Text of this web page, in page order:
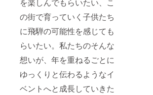
を楽しんでもらいたい、こ
の街で育っていく子供たち
に飛騨の可能性を感じても
らいたい。私たちのそんな
想いが、年を重ねるごとに
ゆっくりと伝わるようなイ
ベントへと成長していきた